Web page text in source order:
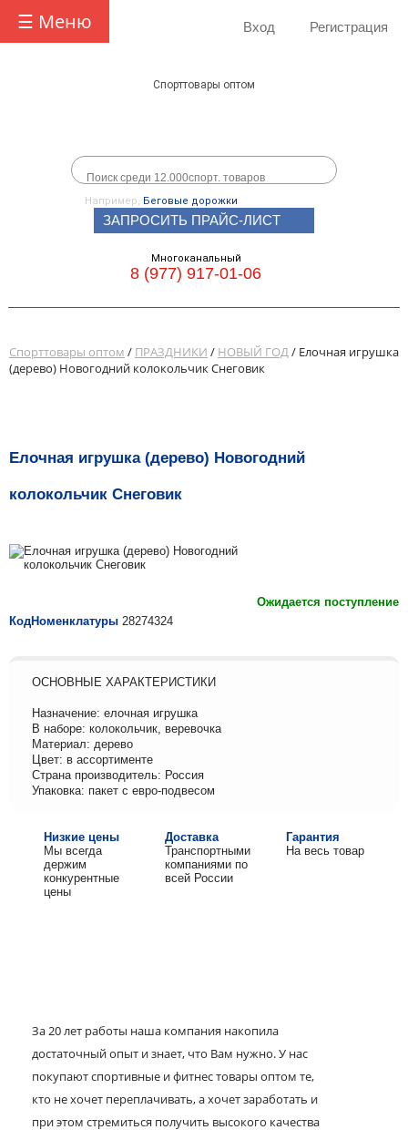
☰ Меню Вход Регистрация
Спорттовары оптом
Например, Беговые дорожки
ЗАПРОСИТЬ ПРАЙС-ЛИСТ
Многоканальный
8 (977) 917-01-06
Спорттовары оптом / ПРАЗДНИКИ / НОВЫЙ ГОД/ Елочная игрушка
(дерево) Новогодний колокольчик Снеговик
Елочная игрушка (дерево) Новогодний
колокольчик Снеговик
Ожидается поступление
КодНоменклатуры 28274324
ОСНОВНЫЕ ХАРАКТЕРИСТИКИ
Назначение: елочная игрушка
В наборе: колокольчик, веревочка
Материал: дерево
Цвет: в ассортименте
Страна производитель: Россия
Упаковка: пакет с евро-подвесом
Низкие цены
Мы всегда
держим
конкурентные
цены
Доставка
Транспортными
компаниями по
всей России
Гарантия
На весь товар
За 20 лет работы наша компания накопила
достаточный опыт и знает, что Вам нужно. У нас
покупают спортивные и фитнес товары оптом те,
кто не хочет переплачивать, а хочет заработать и
при этом стремиться получить высокого качества